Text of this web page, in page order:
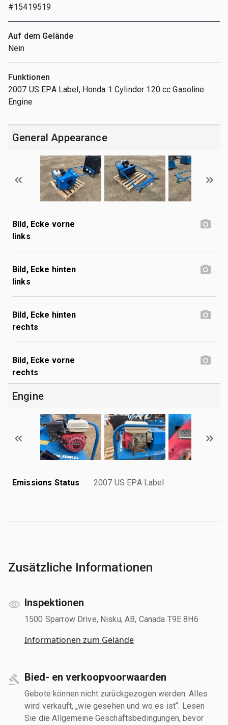
#15419519
Auf dem Gelände
Nein
Funktionen
2007 US EPA Label, Honda 1 Cylinder 120 cc Gasoline
Engine
General Appearance
Bild, Ecke vorne
links
Bild, Ecke hinten
links
Bild, Ecke hinten
rechts
Bild, Ecke vorne
rechts
Engine
Emissions Status 2007 US EPA Label
Zusätzliche Informationen
Inspektionen
1500 Sparrow Drive, Nisku, AB, Canada T9E 8H6
Informationen zum Gelände
Bied- en verkoopvoorwaarden
Gebote können nicht zurückgezogen werden. Alles
wird verkauft, „wie gesehen und wo es ist“. Lesen
Sie die Allgemeine Geschäftsbedingungen, bevor